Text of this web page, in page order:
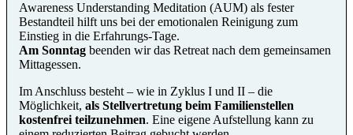
Awareness Understanding Meditation (AUM) als fester
Bestandteil hilft uns bei der emotionalen Reinigung zum
Einstieg in die Erfahrungs-Tage.
Am Sonntag beenden wir das Retreat nach dem gemeinsamen
Mittagessen.
Im Anschluss besteht – wie in Zyklus I und II – die
Möglichkeit, als Stellvertretung beim Familienstellen
kostenfrei teilzunehmen. Eine eigene Aufstellung kann zu